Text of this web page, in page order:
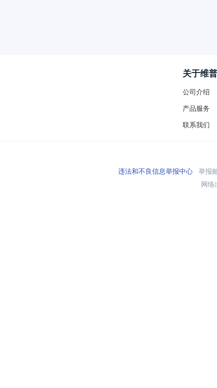
关于维普
公司介绍
产品服务
联系我们
违法和不良信息举报中心举报
网